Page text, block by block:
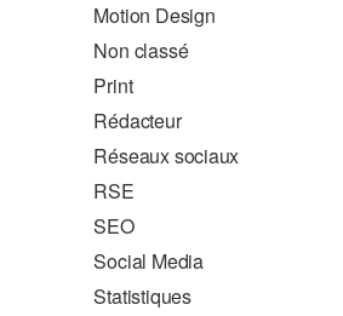
Motion Design
Non classé
Print
Rédacteur
Réseaux sociaux
RSE
SEO
Social Media
Statistiques